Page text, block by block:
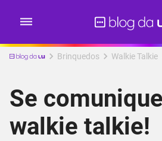
Brinquedos Walkie Talkie
Se
walkie talkie!